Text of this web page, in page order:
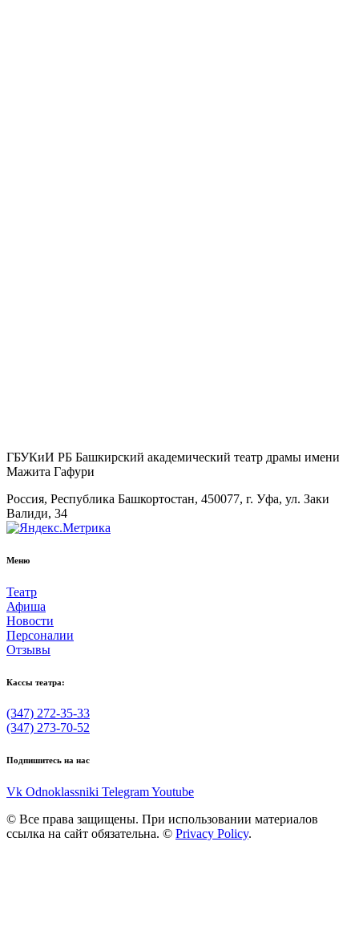
ГБУКиИ РБ Башкирский академический театр драмы имени
Мажита Гафури
Россия, Республика Башкортостан, 450077, г. Уфа, ул. Заки
Валиди, 34
Меню
Театр
Афиша
Новости
Персоналии
Отзывы
Кассы театра:
(347) 272-35-33
(347) 273-70-52
Подпишитесь на нас
Vk Odnoklassniki TelegramYoutube
© Все права защищены. При использовании материалов
ссылка на сайт обязательна. © Privacy Policy.